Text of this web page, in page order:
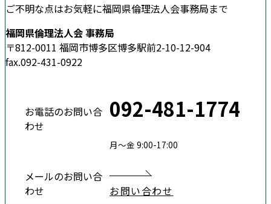
ご不明な点はお気軽に福岡県倫理法人会事務局まで
福岡県倫理法人会 事務局
〒812-0011 福岡市博多区博多駅前2-10-12-904
fax.092-431-0922
お電話のお問い合
わせ
092-481-1774
月〜金 9:00-17:00
メールのお問い合
わせ
お問い合わせ